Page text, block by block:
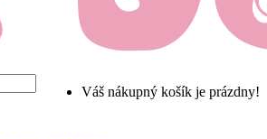
Váš nákupný košík je prázdny!